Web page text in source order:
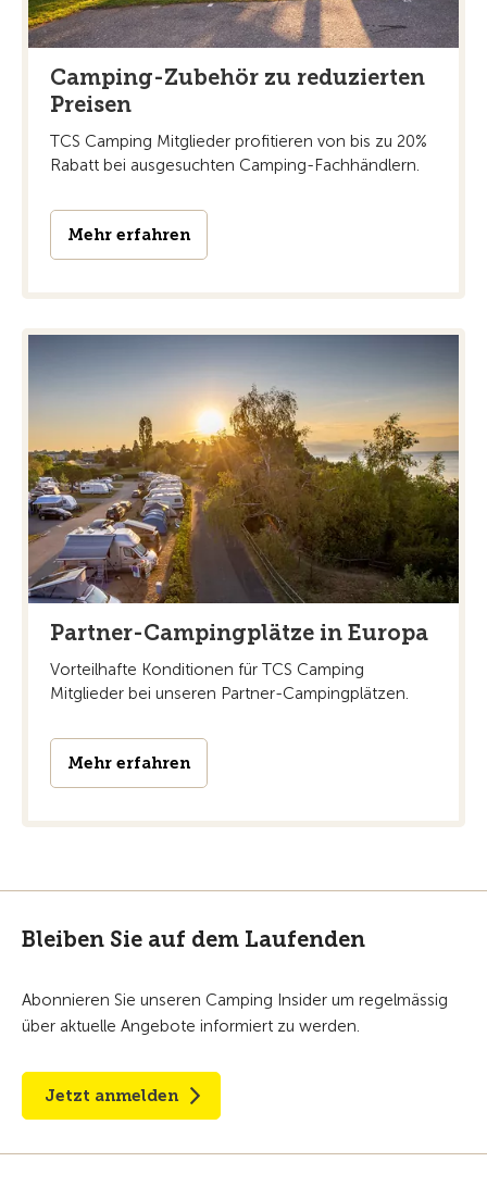
Camping-Zubehör zu reduzierten
Preisen
TCS Camping Mitglieder profitieren von bis zu 20%
Rabatt bei ausgesuchten Camping-Fachhändlern.
Mehr erfahren
Partner-Campingplätze in Europa
Vorteilhafte Konditionen für TCS Camping
Mitglieder bei unseren Partner-Campingplätzen.
Mehr erfahren
Bleiben Sie auf dem Laufenden
Abonnieren Sie unseren Camping Insider um regelmässig
über aktuelle Angebote informiert zu werden.
Jetzt anmelden